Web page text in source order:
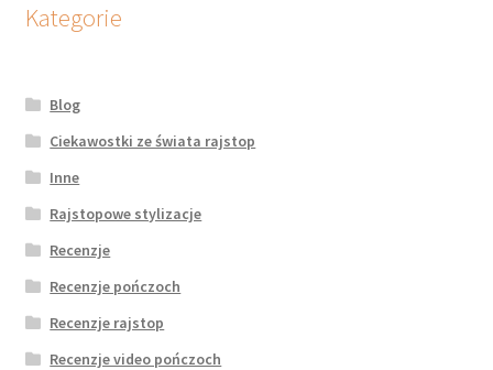
Kategorie
Blog
Ciekawostki ze świata rajstop
Inne
Rajstopowe stylizacje
Recenzje
Recenzje pończoch
Recenzje rajstop
Recenzje video pończoch